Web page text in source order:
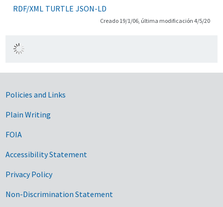
RDF/XML TURTLE JSON-LD
Creado 19/1/06, última modificación 4/5/20
Government Links
Policies and Links
Plain Writing
FOIA
Accessibility Statement
Privacy Policy
Non-Discrimination Statement